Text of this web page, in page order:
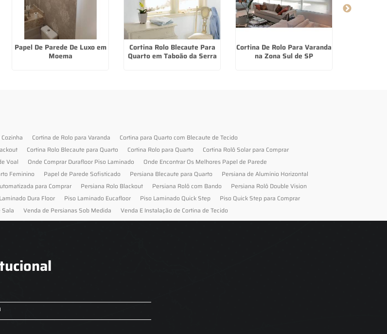
Papel De Parede De Luxo em
Moema
Cortina Rolo Blecaute Para
Quarto em Taboão da Serra
Cortina De Rolo Para Varanda
na Zona Sul de SP
Cortina de Rolo para Varanda
Cortina para Quarto com Blecaute de Tecido
Cortina Rolo Blecaute para Quarto Cortina Rolo para Quarto
Cortina Rolô Solar para Comprar
Voal Onde Comprar Durafloor Piso Laminado
Onde Encontrar Os Melhores Papel de Parede
Feminino Papel de Parede Sofisticado Persiana Blecaute para Quarto
Persiana de Alumínio Horizontal
para Comprar Persiana Rolo Blackout Persiana Rolô com Bando
Persiana Rolô Double Vision
Dura Floor Piso Laminado Eucafloor Piso Laminado Quick Step
Piso Quick Step para Comprar
Sala Venda de Persianas Sob Medida Venda E Instalação de Cortina de Tecido